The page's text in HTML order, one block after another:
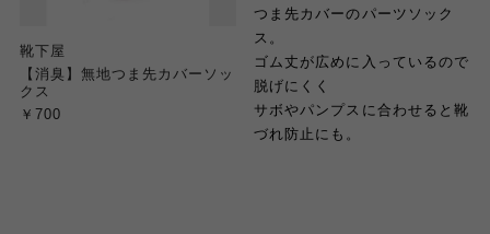
靴下屋
【消臭】無地つま先カバーソッ
クス
￥700
つま先カバーのパーツソック
ス。
ゴム丈が広めに入っているので
脱げにくく
サボやパンプスに合わせると靴
づれ防止にも。